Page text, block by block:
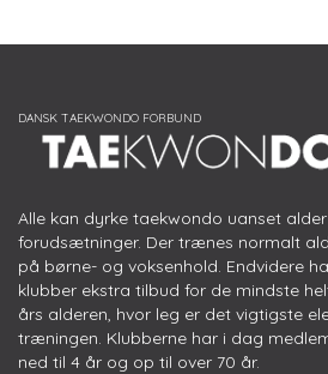
Alle kan dyrke taekwondo uanset
forudsætninger. Der trænes normalt
på børne- og voksenhold. Endvidere
klubber ekstra tilbud for de mindste
års alderen, hvor leg er det vigtigste
træningen. Klubberne har i dag
ned til 4 år og op til over 70 år.